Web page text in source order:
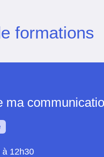
formations
ma
à 12h30